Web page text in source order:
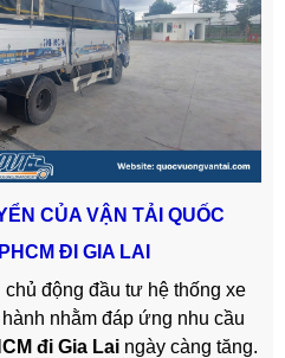
CỦA VẬN TẢI QUỐC
ĐI GIA LAI
động đầu tư hệ thống xe
nhằm đáp ứng nhu cầu
đi Gia Lai ngày càng tăng.